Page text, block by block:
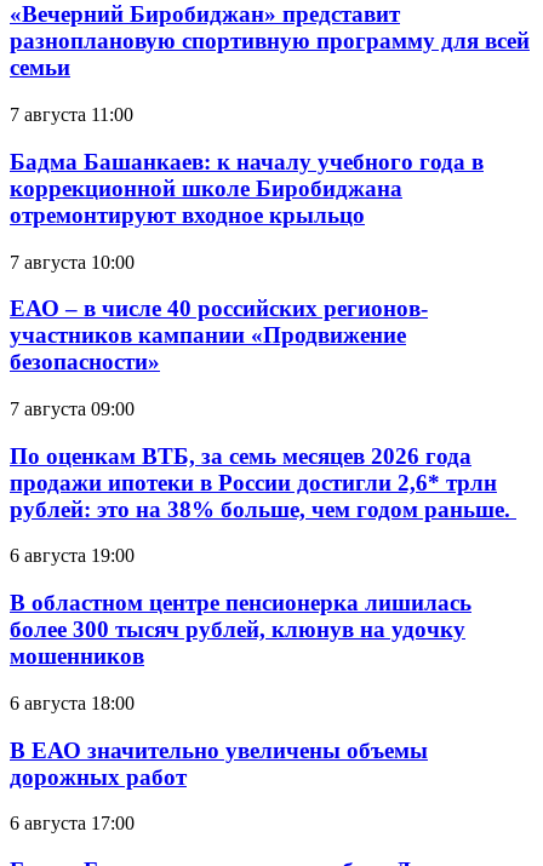
«Вечерний Биробиджан» представит
разноплановую спортивную программу для всей
семьи
7 августа 11:00
Бадма Башанкаев: к началу учебного года в
коррекционной школе Биробиджана
отремонтируют входное крыльцо
7 августа 10:00
ЕАО – в числе 40 российских регионов-
участников кампании «Продвижение
безопасности»
7 августа 09:00
По оценкам ВТБ, за семь месяцев 2026 года
продажи ипотеки в России достигли 2,6* трлн
рублей: это на 38% больше, чем годом раньше.
6 августа 19:00
В областном центре пенсионерка лишилась
более 300 тысяч рублей, клюнув на удочку
мошенников
6 августа 18:00
В ЕАО значительно увеличены объемы
дорожных работ
6 августа 17:00